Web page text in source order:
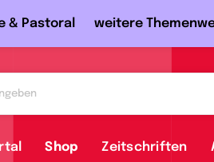
& Pastoral weitere
Shop Zeitschriften